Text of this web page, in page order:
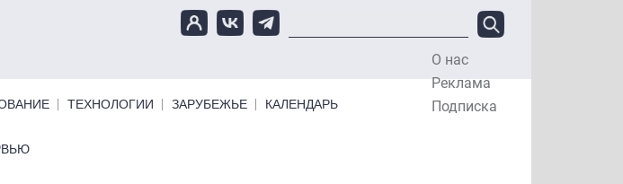
О нас
Реклама
Подписка
ТЕХНОЛОГИИ ЗАРУБЕЖЬЕ КАЛЕНДАРЬ